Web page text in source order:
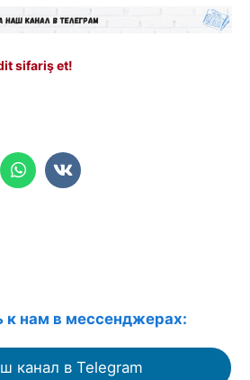
sifariş et!
к нам в мессенджерах:
канал в Telegram